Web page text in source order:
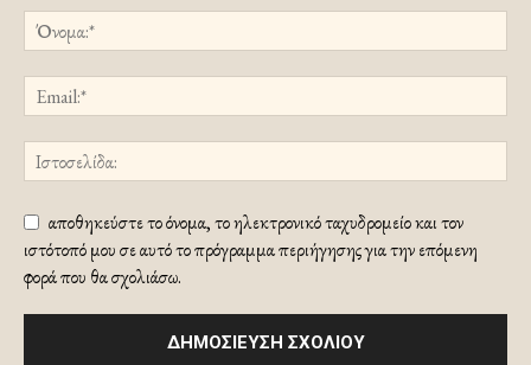
αποθηκεύστε το όνομα, το ηλεκτρονικό ταχυδρομείο και τον
ιστότοπό μου σε αυτό το πρόγραμμα περιήγησης για την επόμενη
φορά που θα σχολιάσω.